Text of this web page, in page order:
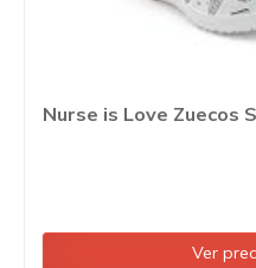
Nurse is Love Zuecos
Ver